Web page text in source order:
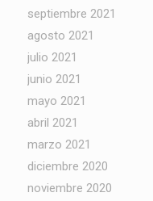
septiembre 2021
agosto 2021
julio 2021
junio 2021
mayo 2021
abril 2021
marzo 2021
diciembre 2020
noviembre 2020